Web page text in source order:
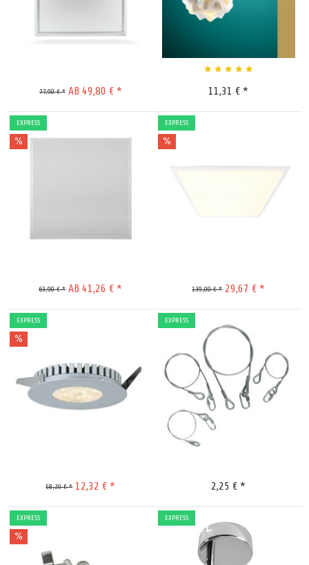
77,90 € * AB 49,80 € * 11,31 € *
EXPRESS
63,90 € * AB 41,26 € *
EXPRESS
139,00 € * 29,67 € *
EXPRESS
Merken
58,20 € * 12,32 € *
EXPRESS
2,25 € *
EXPRESS EXPRESS